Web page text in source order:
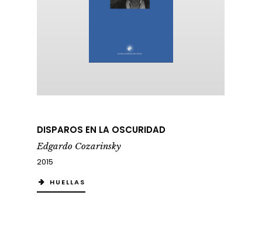
DISPAROS EN LA OSCURIDAD
Edgardo Cozarinsky
2015
HUELLAS